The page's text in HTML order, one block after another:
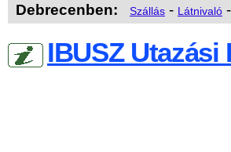
Debrecenben: Szállás - Látnivaló -
IBUSZ Utazási